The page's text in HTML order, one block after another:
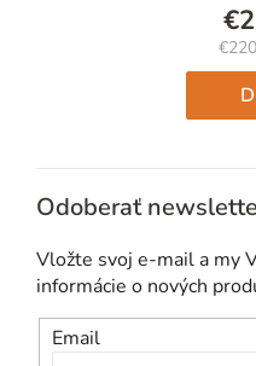
Odoberať
Vložte svoj e-mail a my
informácie o nových
Email